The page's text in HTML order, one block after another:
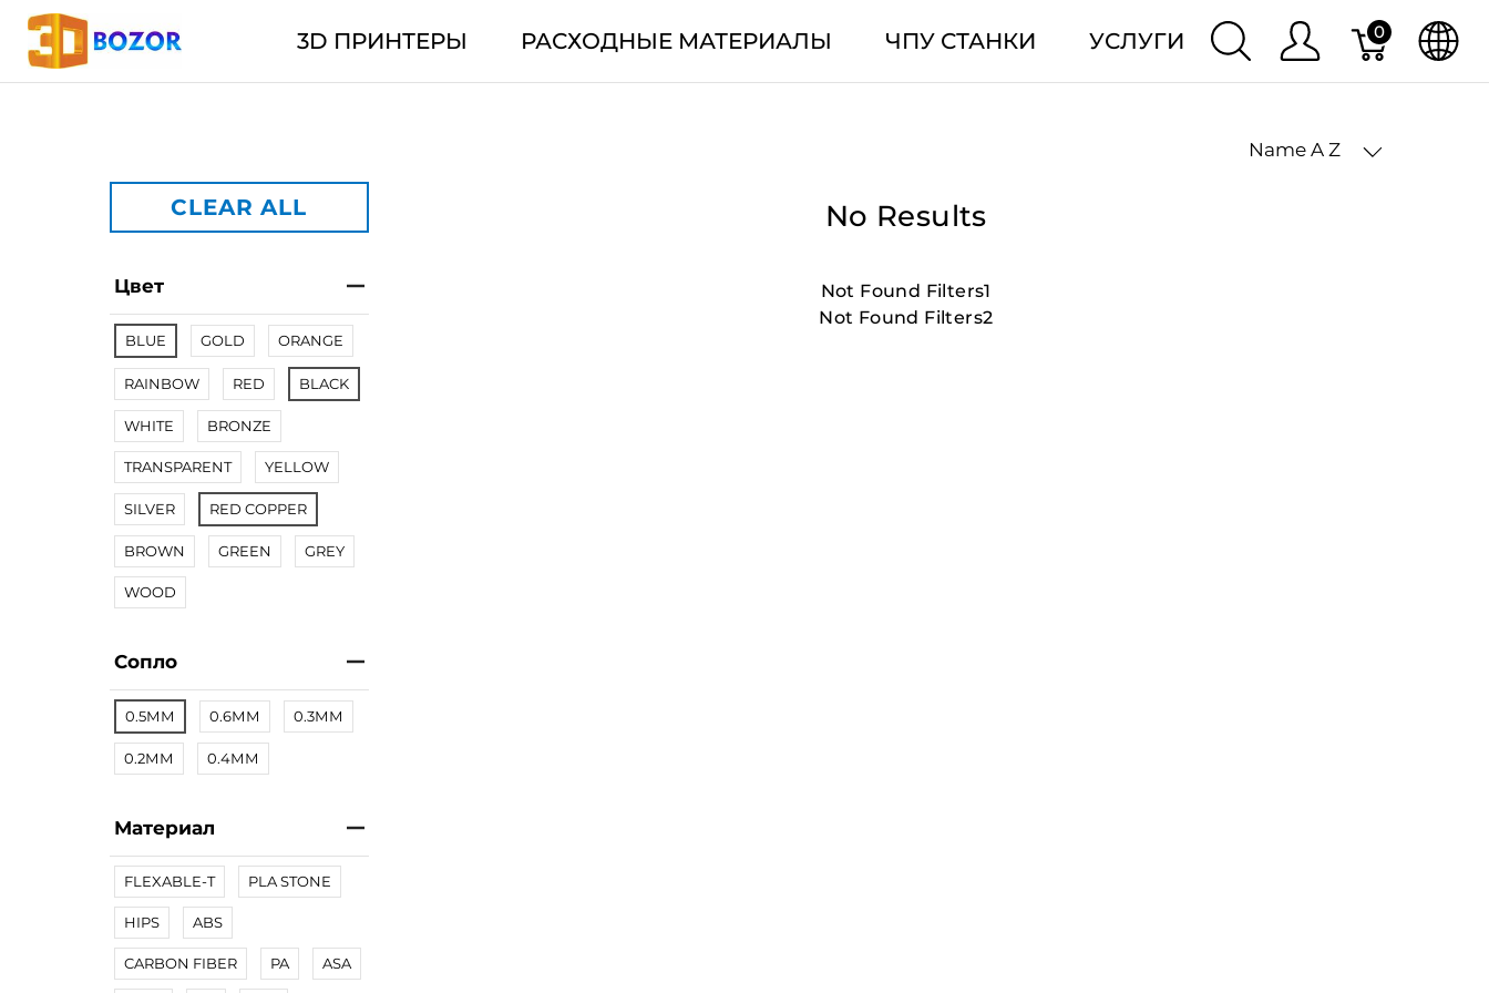
3D ПРИНТЕРЫ РАСХОДНЫЕ МАТЕРИАЛЫ ЧПУ СТАНКИ УСЛУГИ 0
Name A Z
CLEAR ALL
Цвет
BLUE GOLD ORANGE
RAINBOW RED BLACK
WHITE BRONZE
TRANSPARENT YELLOW
SILVER RED COPPER
BROWN GREEN GREY
WOOD
Сопло
0.5ММ 0.6ММ 0.3ММ
0.2ММ 0.4ММ
Материал
FLEXABLE-T PLA STONE
HIPS ABS
CARBON FIBER PA ASA
No Results
Not Found Filters1
Not Found Filters2